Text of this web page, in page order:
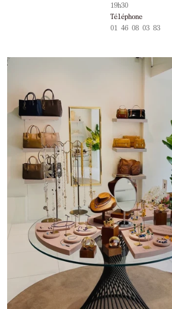
19h30
Téléphone
01 46 08 03 83